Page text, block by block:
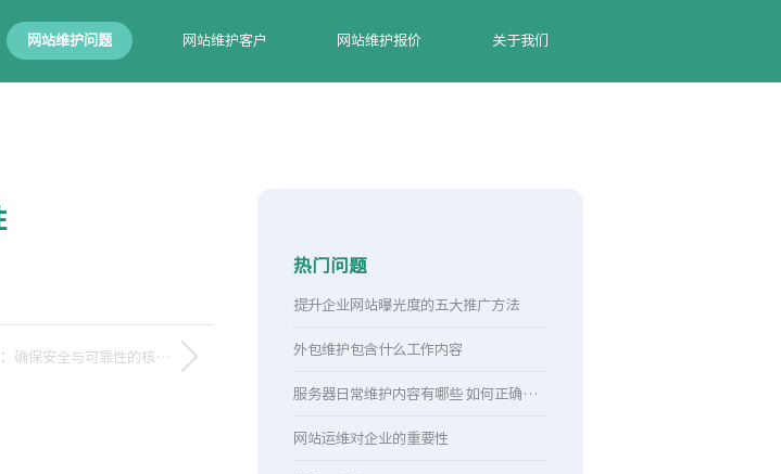
网站维护问题 网站维护客户 网站维护报价 关于我们
网站服务器维护：确保安全与可靠性的核心任务
热门问题
提升企业网站曝光度的五大推广方法
外包维护包含什么工作内容
服务器日常维护内容有哪些 如何正确维…
网站运维对企业的重要性